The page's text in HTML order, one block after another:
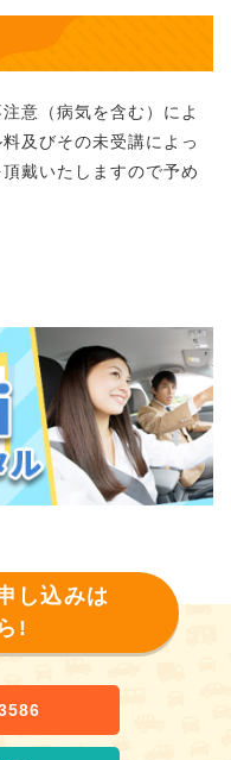
意（病気を含む）によ
及びその未受講によっ
戴いたしますので予め
し込みは
!